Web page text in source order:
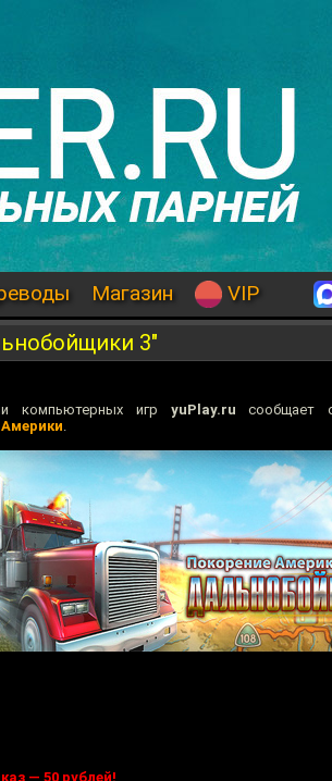
Магазин VIP
3"
компьютерных игр yuPlay.ru сообщает
.
— 50 рублей!